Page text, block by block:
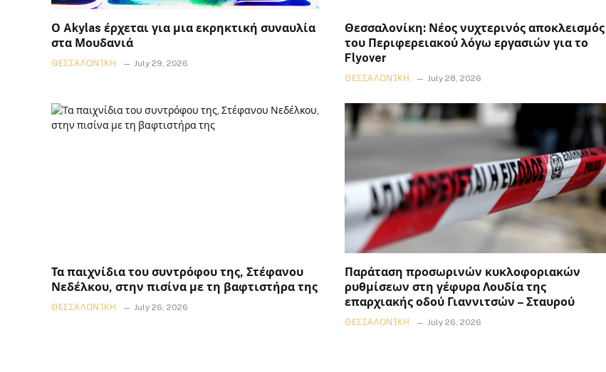
Ο Akylas έρχεται για μια εκρηκτική συναυλία
στα Μουδανιά
ΘΕΣΣΑΛΟΝΊΚΗ July 29, 2026
Θεσσαλονίκη: Νέος νυχτερινός αποκλεισμός
του Περιφερειακού λόγω εργασιών για το
Flyover
ΘΕΣΣΑΛΟΝΊΚΗ July 28, 2026
Τα παιχνίδια του συντρόφου της, Στέφανου
Νεδέλκου, στην πισίνα με τη βαφτιστήρα της
ΘΕΣΣΑΛΟΝΊΚΗ July 26, 2026
Παράταση προσωρινών κυκλοφοριακών
ρυθμίσεων στη γέφυρα Λουδία της
επαρχιακής οδού Γιαννιτσών – Σταυρού
ΘΕΣΣΑΛΟΝΊΚΗ July 26, 2026